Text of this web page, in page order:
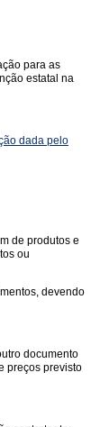
para as
estatal na
dada pelo
de produtos e
ou
devendo
documento
preços previsto